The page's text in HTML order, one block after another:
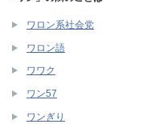
ワロン系社会党
ワロン語
ワワク
ワン57
ワンぎり